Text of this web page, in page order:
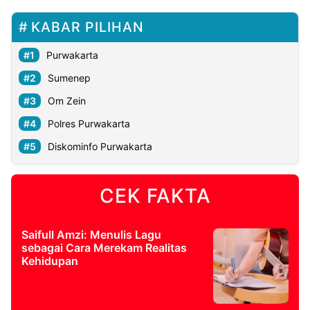
KABAR PILIHAN
Purwakarta
Sumenep
Om Zein
Polres Purwakarta
Diskominfo Purwakarta
CEK FAKTA
Saifull Amzi: Menulis Lagu
sebagai Cara Merekam Realitas
Kehidupan